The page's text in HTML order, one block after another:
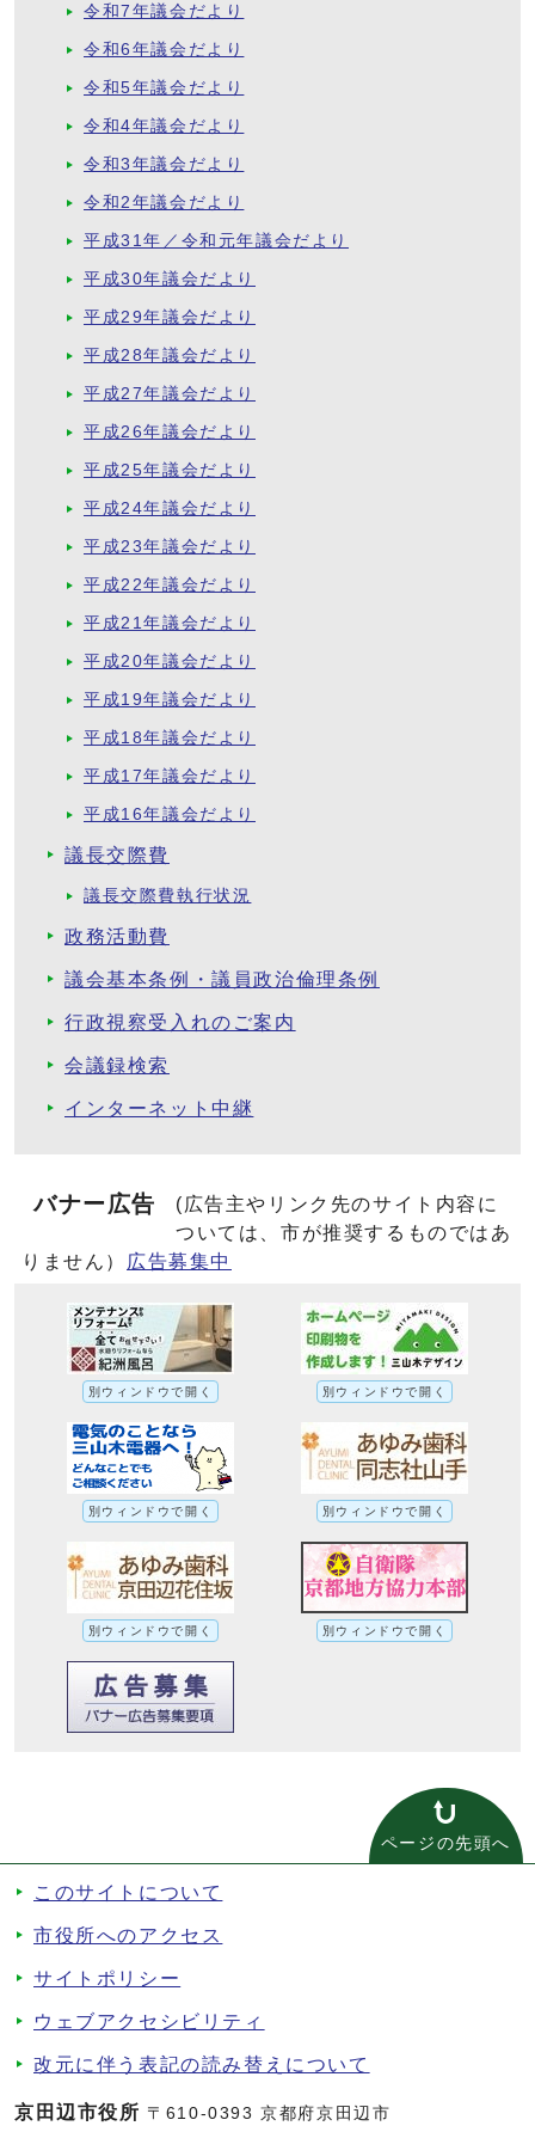
令和7年議会だより
令和6年議会だより
令和5年議会だより
令和4年議会だより
令和3年議会だより
令和2年議会だより
平成31年／令和元年議会だより
平成30年議会だより
平成29年議会だより
平成28年議会だより
平成27年議会だより
平成26年議会だより
平成25年議会だより
平成24年議会だより
平成23年議会だより
平成22年議会だより
平成21年議会だより
平成20年議会だより
平成19年議会だより
平成18年議会だより
平成17年議会だより
平成16年議会だより
議長交際費
議長交際費執行状況
政務活動費
議会基本条例・議員政治倫理条例
行政視察受入れのご案内
会議録検索
インターネット中継
バナー広告
(広告主やリンク先のサイト内容に
ついては、市が推奨するものではあ
りません）
広告募集中
別ウィンドウで開く 別ウィンドウで開く
別ウィンドウで開く 別ウィンドウで開く
別ウィンドウで開く 別ウィンドウで開く
ページの先頭へ
このサイトについて
市役所へのアクセス
サイトポリシー
ウェブアクセシビリティ
改元に伴う表記の読み替えについて
京田辺市役所 〒610-0393 京都府京田辺市